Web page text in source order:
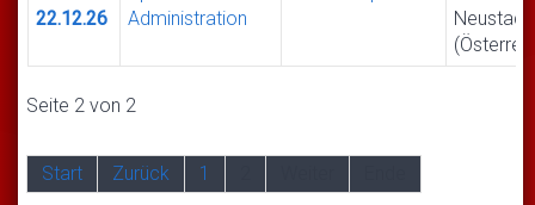
22.12.26
Administration
Neustadt
Seite 2 von 2
Start Zurück 1